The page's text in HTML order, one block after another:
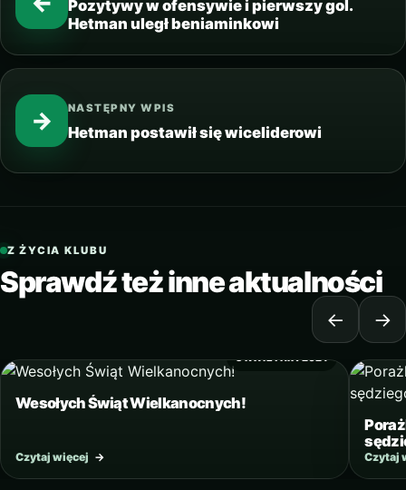
Pozytywy w ofensywie i pierwszy gol.
Hetman uległ beniaminkowi
NASTĘPNY WPIS
Hetman postawił się wiceliderowi
→
Z ŻYCIA KLUBU
Sprawdź też inne aktualności
← →
3 KWIETNIA 2021
Wesołych Świąt Wielkanocnych!
Czytaj więcej → Czytaj